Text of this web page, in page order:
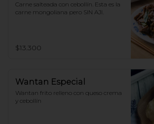
Carne salteada con cebollín. Esta es la
carne mongoliana pero SIN AJI.
$13.300
Wantan Especial
Wantan frito relleno con queso crema
y cebollín